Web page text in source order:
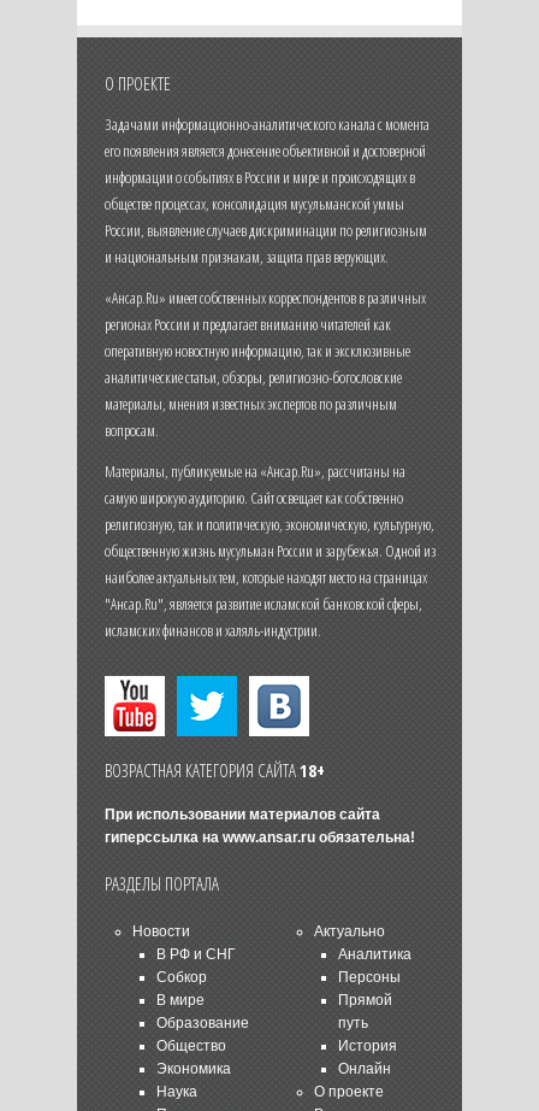
О ПРОЕКТЕ
Задачами информационно-аналитического канала с момента
его появления является донесение объективной и достоверной
информации о событиях в России и мире и происходящих в
обществе процессах, консолидация мусульманской уммы
России, выявление случаев дискриминации по религиозным
и национальным признакам, защита прав верующих.
«Ансар.Ru» имеет собственных корреспондентов в различных
регионах России и предлагает вниманию читателей как
оперативную новостную информацию, так и эксклюзивные
аналитические статьи, обзоры, религиозно-богословские
материалы, мнения известных экспертов по различным
вопросам.
Материалы, публикуемые на «Ансар.Ru», рассчитаны на
самую широкую аудиторию. Сайт освещает как собственно
религиозную, так и политическую, экономическую, культурную,
общественную жизнь мусульман России и зарубежья. Одной из
наиболее актуальных тем, которые находят место на страницах
"Ансар.Ru", является развитие исламской банковской сферы,
исламских финансов и халяль-индустрии.
ВОЗРАСТНАЯ КАТЕГОРИЯ САЙТА18+
При использовании материалов сайта
гиперссылка на www.ansar.ruобязательна!
РАЗДЕЛЫ ПОРТАЛА
Новости
В РФ и СНГ
Собкор
В мире
Образование
Общество
Экономика
Наука
Актуально
Аналитика
Персоны
Прямой
путь
История
Онлайн
О проекте